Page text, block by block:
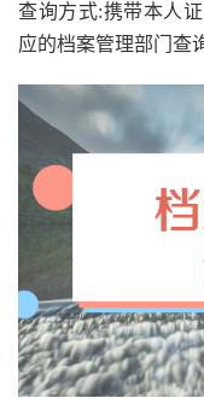
查询方式:携带本人
应的档案管理部门查